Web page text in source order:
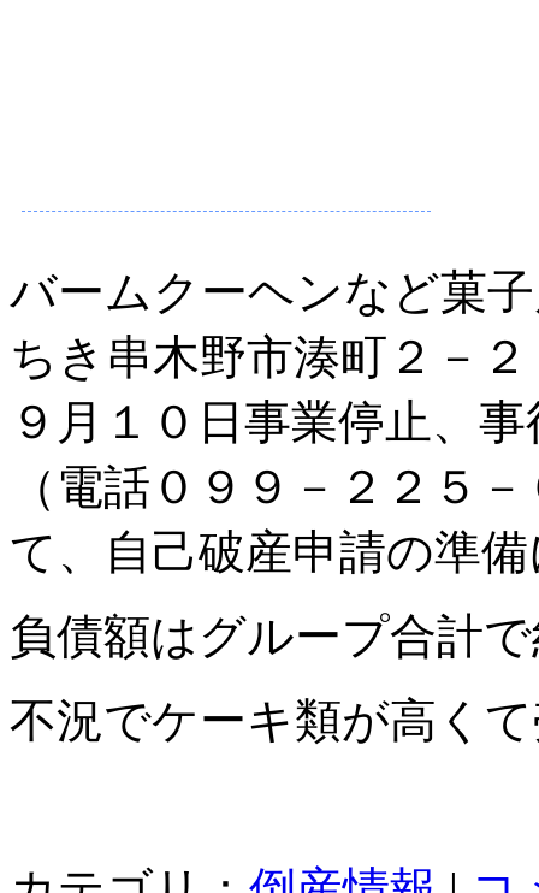
バームクーヘンなど菓
ちき串木野市湊町２－
９月１０日事業停止、
（電話０９９－２２５
て、自己破産申請の準
負債額はグループ合計
不況でケーキ類が高く